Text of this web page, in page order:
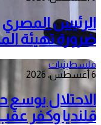
الرئيس
ضرورة تهيئة
فلسطينيات
6 أغسطس، 2026
الاحتلال يوسع
قلنديا وكفر